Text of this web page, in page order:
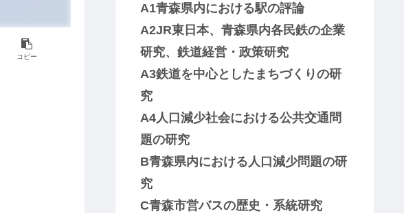
コピー
A1青森県内における駅の評論
A2JR東日本、青森県内各民鉄の企業
研究、鉄道経営・政策研究
A3鉄道を中心としたまちづくりの研
究
A4人口減少社会における公共交通問
題の研究
B青森県内における人口減少問題の研
究
C青森市営バスの歴史・系統研究